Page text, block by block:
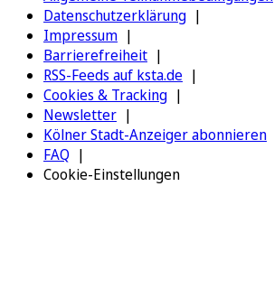
Datenschutzerklärung
Impressum
Barrierefreiheit
RSS-Feeds auf ksta.de
Cookies & Tracking
Newsletter
Kölner Stadt-Anzeiger abonnieren
FAQ
Cookie-Einstellungen